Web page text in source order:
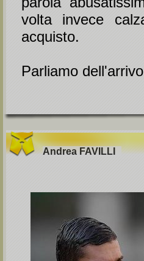
volta invece
acquisto.
Parliamo
Andrea FAVILLI